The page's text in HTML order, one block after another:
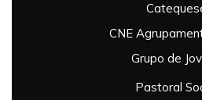
CNE
Grupo de
Pastoral